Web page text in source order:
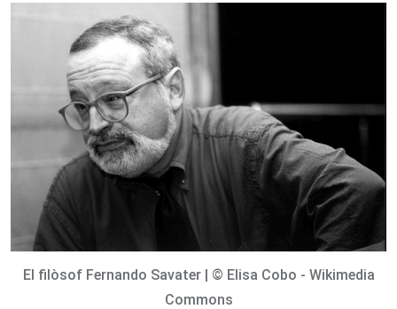
Email
El filòsof Fernando Savater | © Elisa Cobo - Wikimedia
Commons